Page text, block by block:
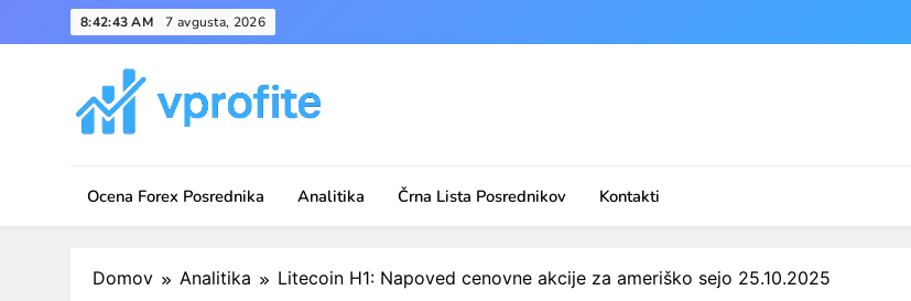
to
8:42:43 AM 7 avgusta, 2026
Ocena Forex Posrednika Analitika Črna Lista Posrednikov Kontakti
Domov Analitika Litecoin H1: Napoved cenovne akcije za ameriško sejo 25.10.2025